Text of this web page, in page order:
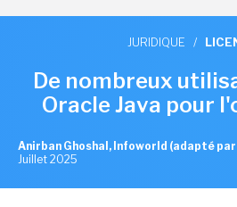
JURIDIQUE /
De nombreux
Oracle Java pour
Anirban Ghoshal, Infoworld (adapté par
Juillet 2025